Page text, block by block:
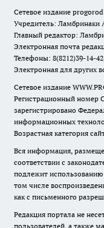
Сетевое издание
Учредитель: Ламбринаки
Главный редактор:
Электронная почта
Телефоны: 8(8212)39-14-
Электронная для других
Сетевое издание
Регистрационный номер
зарегистрировано
информационных
Возрастная категория
Вся информация,
соответствии с
подлежит
том числе
как с письменного
Редакция портала не
пользователей, а также